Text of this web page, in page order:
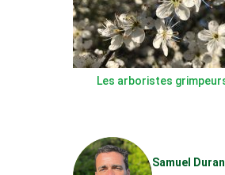
Les arboristes
Samuel